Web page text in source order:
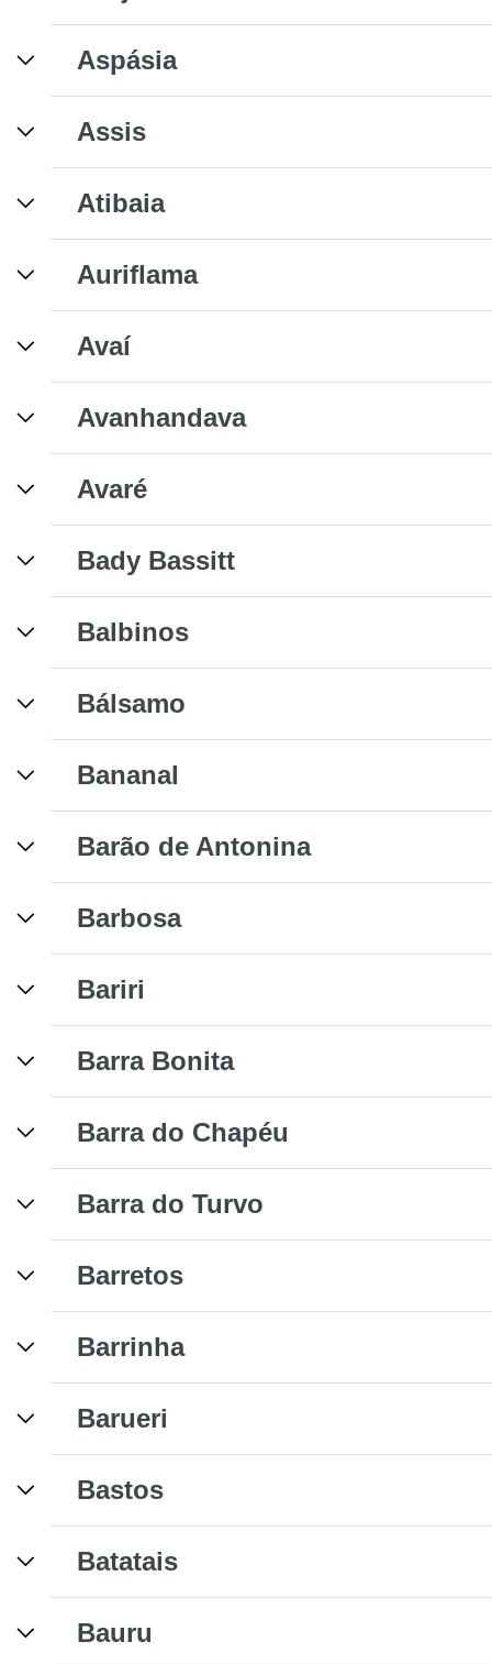
Aspásia
Assis
Atibaia
Auriflama
Avaí
Avanhandava
Avaré
Bady Bassitt
Balbinos
Bálsamo
Bananal
Barão de Antonina
Barbosa
Bariri
Barra Bonita
Barra do Chapéu
Barra do Turvo
Barretos
Barrinha
Barueri
Bastos
Batatais
Bauru